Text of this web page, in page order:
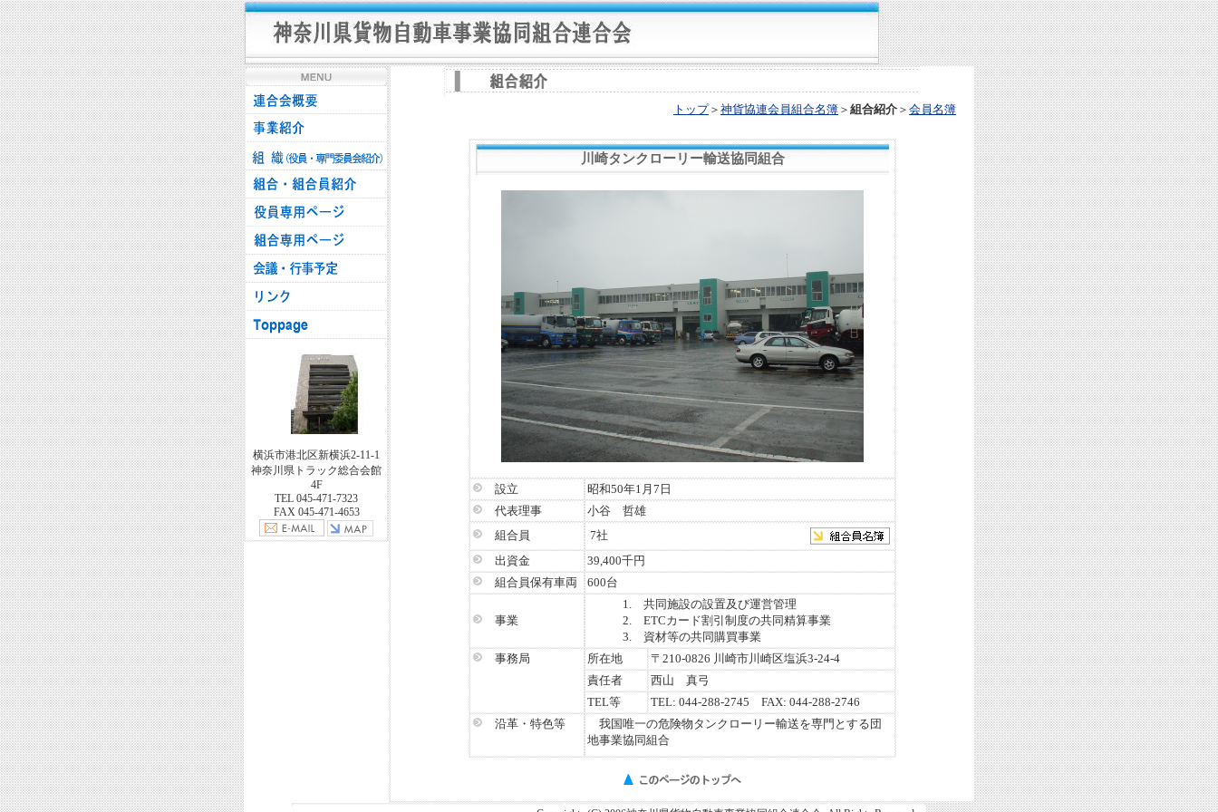
横浜市港北区新横浜2-11-1
神奈川県トラック総合会館
4F
TEL 045-471-7323
FAX 045-471-4653
トップ＞ 神貨協連会員組合名簿 ＞ 組合紹介 ＞ 会員名簿
川崎タンクローリー輸送協同組合
設立
昭和50年1月7日
代表理事
小谷 哲雄
組合員
7社
出資金
39,400千円
組合員保有車両
600台
事業
1. 共同施設の設置及び運営管理
2. ETCカード割引制度の共同精算事業
3. 資材等の共同購買事業
事務局
所在地
〒210-0826 川崎市川崎区塩浜3-24-4
責任者
西山 真弓
TEL等
TEL: 044-288-2745 FAX: 044-288-2746
沿革・特色等
我国唯一の危険物タンクローリー輸送を専門とする団
地事業協同組合